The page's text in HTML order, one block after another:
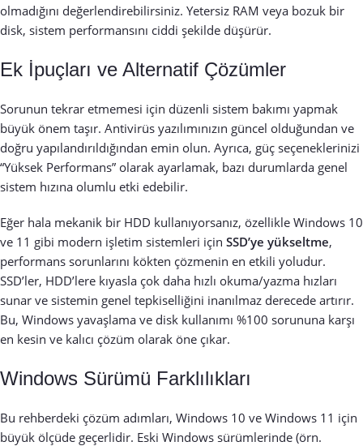
olmadığını değerlendirebilirsiniz. Yetersiz RAM veya bozuk bir
disk, sistem performansını ciddi şekilde düşürür.
Ek İpuçları ve Alternatif Çözümler
Sorunun tekrar etmemesi için düzenli sistem bakımı yapmak
büyük önem taşır. Antivirüs yazılımınızın güncel olduğundan ve
doğru yapılandırıldığından emin olun. Ayrıca, güç seçeneklerinizi
“Yüksek Performans” olarak ayarlamak, bazı durumlarda genel
sistem hızına olumlu etki edebilir.
Eğer hala mekanik bir HDD kullanıyorsanız, özellikle Windows 10
ve 11 gibi modern işletim sistemleri için SSD’ye yükseltme,
performans sorunlarını kökten çözmenin en etkili yoludur.
SSD’ler, HDD’lere kıyasla çok daha hızlı okuma/yazma hızları
sunar ve sistemin genel tepkiselliğini inanılmaz derecede artırır.
Bu, Windows yavaşlama ve disk kullanımı %100 sorununa karşı
en kesin ve kalıcı çözüm olarak öne çıkar.
Windows Sürümü Farklılıkları
Bu rehberdeki çözüm adımları, Windows 10 ve Windows 11 için
büyük ölçüde geçerlidir. Eski Windows sürümlerinde (örn.